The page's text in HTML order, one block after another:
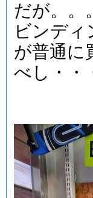
だが。。
ビンディ
が普通に
べし・・